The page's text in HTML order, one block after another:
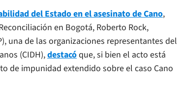
del Estado en el asesinato de Cano,
en Bogotá, Roberto Rock,
una de las organizaciones representantes del
(CIDH),destacóque, si bien el acto está
de impunidad extendido sobre el caso Cano